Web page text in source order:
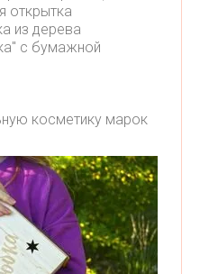
открытка
из дерева
с бумажной
косметику марок